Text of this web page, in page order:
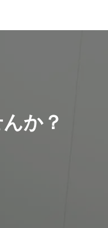
か？